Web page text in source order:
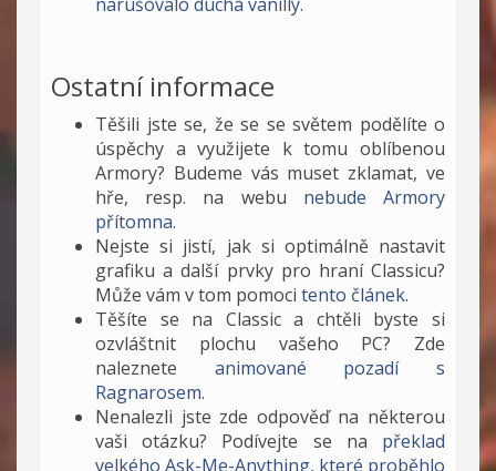
Ostatní informace
Těšili jste se, že se se světem podělíte o
úspěchy a využijete k tomu oblíbenou
Armory? Budeme vás muset zklamat, ve
hře, resp. na webu nebude Armory
přítomna.
Nejste si jistí, jak si optimálně nastavit
grafiku a další prvky pro hraní Classicu?
Může vám v tom pomoci tento článek.
Těšíte se na Classic a chtěli byste si
ozvláštnit plochu vašeho PC? Zde
naleznete animované pozadí s
Ragnarosem.
Nenalezli jste zde odpověď na některou
vaši otázku? Podívejte se na překlad
velkého Ask-Me-Anything, které proběhlo